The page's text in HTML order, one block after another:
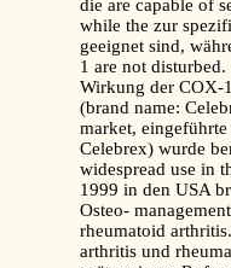
die are capable of
while the zur
geeignet sind,
1 are not
Wirkung der COX-
(brand name:
market,
Celebrex) wurde
widespread use in
1999 in den USA
Osteo-
rheumatoid arthritis.
arthritis und